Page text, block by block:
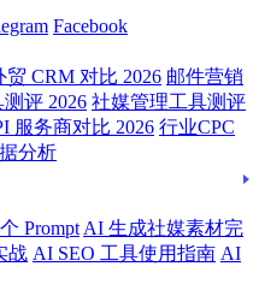
Facebook
贸 CRM 对比 2026 邮件营销
评 2026 社媒管理工具测评
服务商对比 2026 行业CPC
分析
Prompt AI 生成社媒素材完
战 AI SEO 工具使用指南 AI